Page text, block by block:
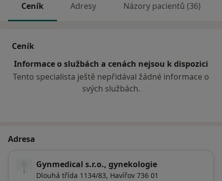
Ceník Adresy Názory pacientů (36)
Ceník
Informace o službách a cenách nejsou k dispozici
Tento specialista ještě nepřidával žádné informace o
svých službách.
Adresa
Gynmedical s.r.o., gynekologie
Dlouhá třída 1134/83, Havířov 736 01